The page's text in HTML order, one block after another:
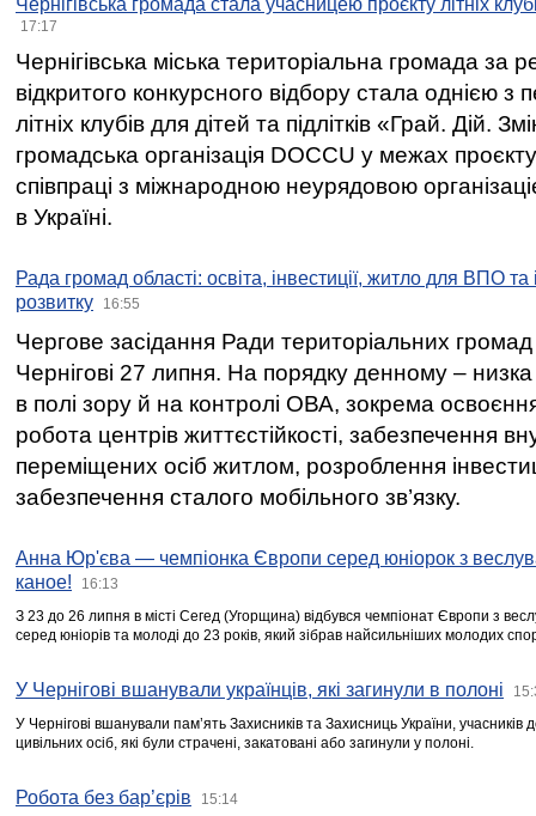
Чернігівська громада стала учасницею проєкту літніх
17:17
Чернігівська міська територіальна громада за
відкритого конкурсного відбору стала однією
літніх клубів для дітей та підлітків «Грай. Дій.
громадська організація DOCCU у межах
співпраці з міжнародною неурядовою
в Україні.
Рада громад області: освіта, інвестиції, житло для ВПО
розвитку
16:55
Чергове засідання Ради територіальних громад
Чернігові 27 липня. На порядку денному –
в полі зору й на контролі ОВА, зокрема освоєння
робота центрів життєстійкості, забезпечення
переміщених осіб житлом, розроблення
забезпечення сталого мобільного зв’язку.
Анна Юр'єва — чемпіонка Європи серед юніорок з
каное!
16:13
З 23 до 26 липня в місті Сегед (Угорщина) відбувся чемпіонат Європи з
серед юніорів та молоді до 23 років, який зібрав найсильніших молодих
У Чернігові вшанували українців, які загинули в полоні
У Чернігові вшанували пам’ять Захисників та Захисниць України,
цивільних осіб, які були страчені, закатовані або загинули у полоні.
Робота без бар’єрів 15:14